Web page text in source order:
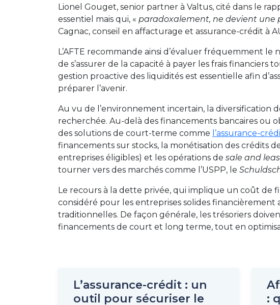
Lionel Gouget, senior partner à Valtus, cité dans le
essentiel mais qui, « paradoxalement, ne devient une
Cagnac, conseil en affacturage et assurance-crédit à
L’AFTE recommande ainsi d’évaluer fréquemment
de s’assurer de la capacité à payer les frais
gestion proactive des liquidités est essentielle afin
préparer l’avenir.
Au vu de l’environnement incertain, la diversification
recherchée. Au-delà des financements bancaires ou
des solutions de court-terme comme l’assurance-
financements sur stocks, la monétisation des crédits
entreprises éligibles) et les opérations de sale and
tourner vers des marchés comme l’USPP, le
Le recours à la dette privée, qui implique un coût
considéré pour les entreprises solides financièrement
traditionnelles. De façon générale, les trésoriers
financements de court et long terme, tout en
L’assurance-crédit : un
outil pour sécuriser le
: